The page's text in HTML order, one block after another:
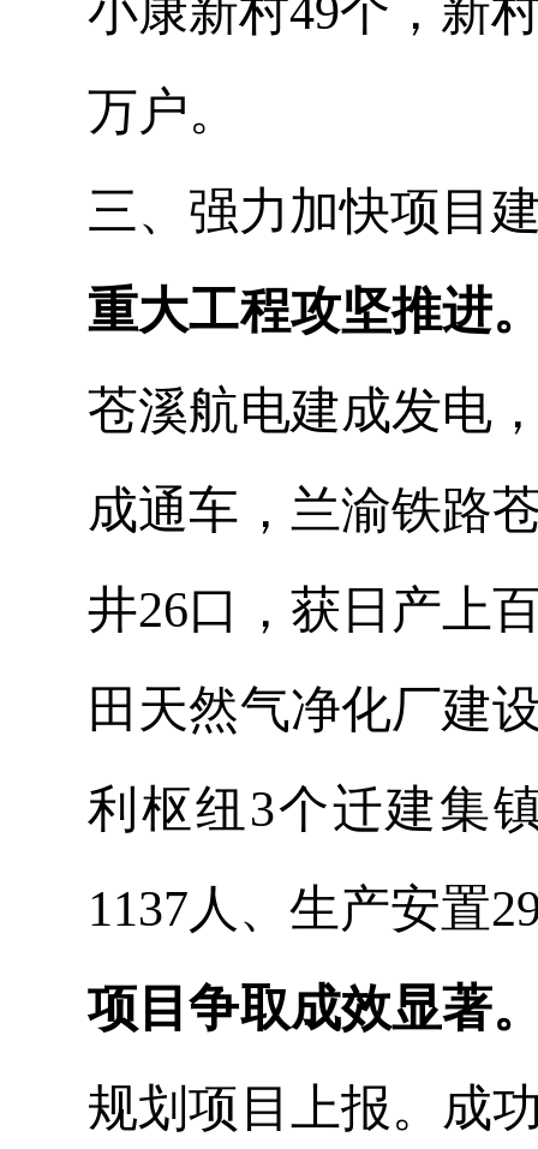
小康新村49个，新
万户。
三、强力加快项目
重大工程攻坚推进
苍溪航电建成发电
成通车，兰渝铁路
井26口，获日产上
田天然气净化厂建
利枢纽3个迁建集
1137人、生产安置
项目争取成效显著
规划项目上报。成